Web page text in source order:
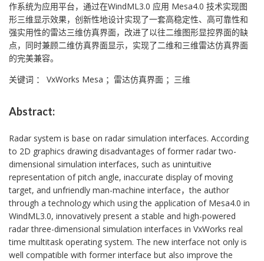
作系统为应用平台，通过在WindML3.0 应用 Mesa4.0 技术实现图
形三维显示效果，创新性地设计实现了一套高稳定性、高可靠性和
强实用性的雷达三维仿真界面，改进了以往二维图形显控界面的缺
点，同时兼顾二维仿真界面显示，实现了二维和三维雷达仿真界面
的完美兼容。
关键词 ： VxWorks Mesa ；雷达仿真界面 ；三维
Abstract:
Radar system is base on radar simulation interfaces. According
to 2D graphics drawing disadvantages of former radar two-
dimensional simulation interfaces, such as unintuitive
representation of pitch angle, inaccurate display of moving
target, and unfriendly man-machine interface，the author
through a technology which using the application of Mesa4.0 in
WindML3.0, innovatively present a stable and high-powered
radar three-dimensional simulation interfaces in VxWorks real
time multitask operating system. The new interface not only is
well compatible with former interface but also improve the